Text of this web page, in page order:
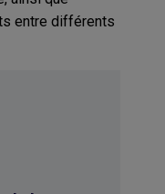
entre différents